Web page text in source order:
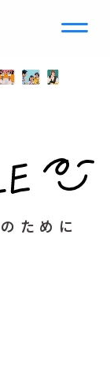
ために